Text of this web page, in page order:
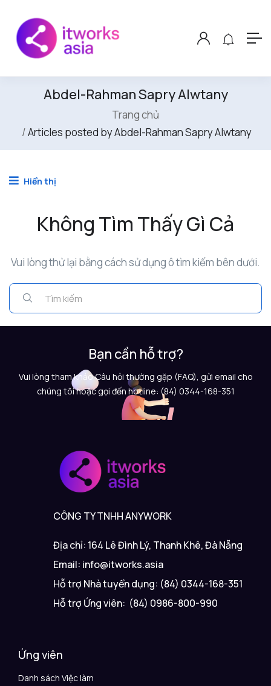
Abdel-Rahman Sapry Alwtany
Trang chủ
Articles posted by Abdel-Rahman Sapry Alwtany
Hiển thị
Không Tìm Thấy Gì Cả
Vui lòng thử lại bằng cách sử dụng ô tìm kiếm bên dưới.
Bạn cần hỗ trợ?
Vui lòng tham khảo Câu hỏi thường gặp (FAQ), gửi email cho
chúng tôi hoặc gọi đến hotline: (84) 0344-168-351
CÔNG TY TNHH ANYWORK
Địa chỉ: 164 Lê Đình Lý, Thanh Khê, Đà Nẵng
Email: info@itworks.asia
Hỗ trợ Nhà tuyển dụng: (84) 0344-168-351
Hỗ trợ Ứng viên: (84) 0986-800-990
Ứng viên
Danh sách Việc làm